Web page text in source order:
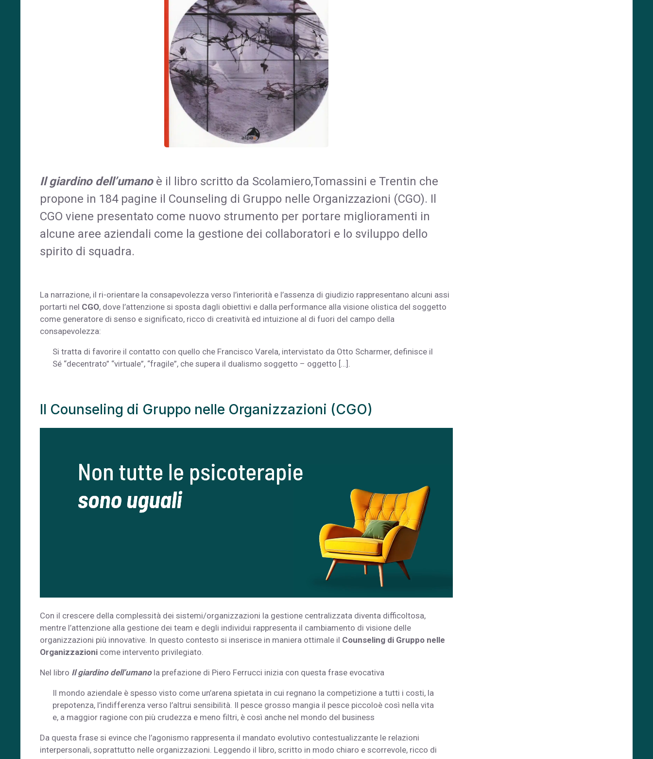
Il giardino dell’umanoè il libro scritto da Scolamiero,Tomassini e Trentin che
propone in 184 pagine il Counseling di Gruppo nelle Organizzazioni (CGO). Il
CGO viene presentato come nuovo strumento per portare miglioramenti in
alcune aree aziendali come la gestione dei collaboratori e lo sviluppo dello
spirito di squadra.
La narrazione, il ri-orientare la consapevolezza verso l’interiorità e l’assenza di giudizio rappresentano alcuni assi
portarti nel CGO, dove l’attenzione si sposta dagli obiettivi e dalla performance alla visione olistica del soggetto
come generatore di senso e significato, ricco di creatività ed intuizione al di fuori del campo della
consapevolezza:
Si tratta di favorire il contatto con quello che Francisco Varela, intervistato da Otto Scharmer, definisce il
Sé “decentrato” “virtuale”, “fragile”, che supera il dualismo soggetto – oggetto […].
Il Counseling di Gruppo nelle Organizzazioni (CGO)
Con il crescere della complessità dei sistemi/organizzazioni la gestione centralizzata diventa difficoltosa,
mentre l’attenzione alla gestione dei team e degli individui rappresenta il cambiamento di visione delle
organizzazioni più innovative. In questo contesto si inserisce in maniera ottimale il Counseling di Gruppo nelle
Organizzazioni come intervento privilegiato.
Nel libro Il giardino dell’umanola prefazione di Piero Ferrucci inizia con questa frase evocativa
Il mondo aziendale è spesso visto come un’arena spietata in cui regnano la competizione a tutti i costi, la
prepotenza, l’indifferenza verso l’altrui sensibilità. Il pesce grosso mangia il pesce piccoloè così nella vita
e, a maggior ragione con più crudezza e meno filtri, è così anche nel mondo del business
Da questa frase si evince che l’agonismo rappresenta il mandato evolutivo contestualizzante le relazioni
interpersonali, soprattutto nelle organizzazioni. Leggendo il libro, scritto in modo chiaro e scorrevole, ricco di